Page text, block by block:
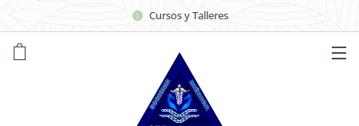
Cursos y Talleres